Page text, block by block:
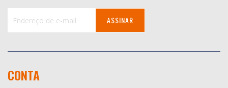
Newsletter:
ASSINAR
CONTA